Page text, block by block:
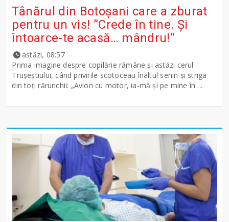
Tânărul din Botoșani care a zburat
pentru un vis! ”Crede în tine. Și
întoarce-te acasă… mândru!”
astăzi, 08:57
Prima imagine despre copilărie rămâne și astăzi cerul
Trușeștiului, când privirile scotoceau înaltul senin și striga
din toți rărunchii: „Avion cu motor, ia-mă și pe mine în ...